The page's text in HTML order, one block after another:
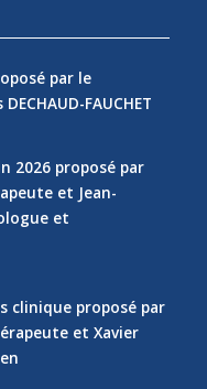
par le
FAUCHET
2026 proposé par
et Jean-
et
clinique proposé par
et Xavier